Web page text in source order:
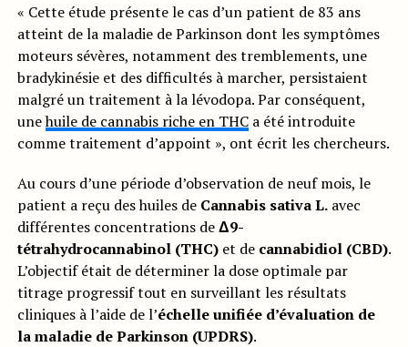
« Cette étude présente le cas d’un patient de 83 ans
atteint de la maladie de Parkinson dont les symptômes
moteurs sévères, notamment des tremblements, une
bradykinésie et des difficultés à marcher, persistaient
malgré un traitement à la lévodopa. Par conséquent,
unehuile de cannabis riche en THCa été introduite
comme traitement d’appoint », ont écrit les chercheurs.
Au cours d’une période d’observation de neuf mois, le
patient a reçu des huiles de Cannabis sativa L.avec
différentes concentrations deΔ9-
tétrahydrocannabinol (THC)et de cannabidiol (CBD).
L’objectif était de déterminer la dose optimale par
titrage progressif tout en surveillant les résultats
cliniques à l’aide de l’échelle unifiée d’évaluation de
la maladie de Parkinson (UPDRS).